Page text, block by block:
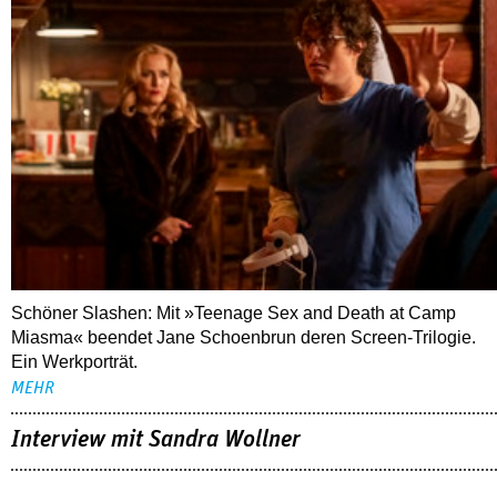
Schöner Slashen: Mit »Teenage Sex and Death at Camp
Miasma« beendet Jane Schoenbrun deren Screen-Trilogie.
Ein Werkporträt.
MEHR
Interview mit Sandra Wollner